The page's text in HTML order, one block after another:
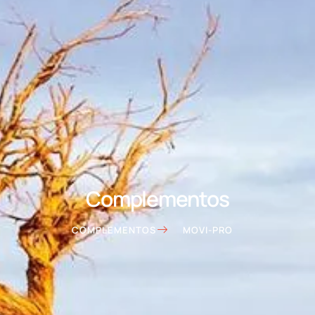
Complementos
COMPLEMENTOS MOVI-PRO